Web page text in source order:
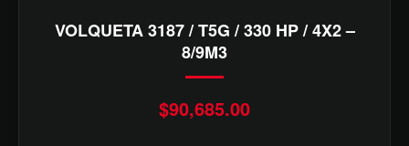
VOLQUETA 3187 / T5G / 330 HP / 4X2 –
8/9M3
$90,685.00